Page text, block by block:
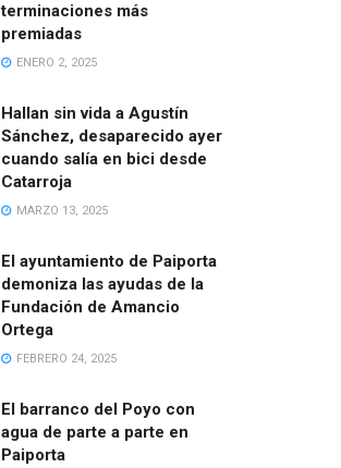
terminaciones más
premiadas
ENERO 2, 2025
Hallan sin vida a Agustín
Sánchez, desaparecido ayer
cuando salía en bici desde
Catarroja
MARZO 13, 2025
El ayuntamiento de Paiporta
demoniza las ayudas de la
Fundación de Amancio
Ortega
FEBRERO 24, 2025
El barranco del Poyo con
agua de parte a parte en
Paiporta